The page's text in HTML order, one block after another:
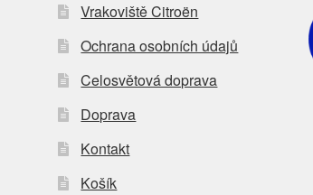
Vrakoviště Citroën
Ochrana osobních údajů
Celosvětová doprava
Doprava
Kontakt
Košík